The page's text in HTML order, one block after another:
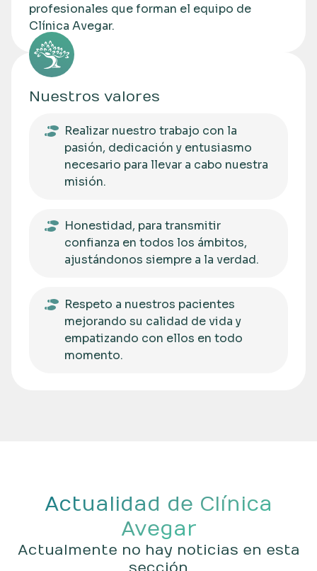
profesionales que forman el equipo de
Clínica Avegar.
Nuestros valores
Realizar nuestro trabajo con la
pasión, dedicación y entusiasmo
necesario para llevar a cabo nuestra
misión.
Honestidad, para transmitir
confianza en todos los ámbitos,
ajustándonos siempre a la verdad.
Respeto a nuestros pacientes
mejorando su calidad de vida y
empatizando con ellos en todo
momento.
Actualidad de Clínica
Avegar
Actualmente no hay noticias en esta